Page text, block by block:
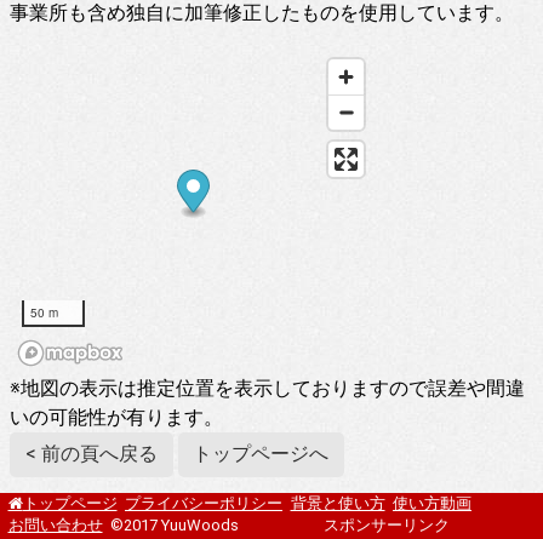
事業所も含め独自に加筆修正したものを使用しています。
50 m
※地図の表示は推定位置を表示しておりますので誤差や間違
いの可能性が有ります。
< 前の頁へ戻る
トップページへ
トップページ プライバシーポリシー 背景と使い方 使い方動画
お問い合わせ ©2017 YuuWoods スポンサーリンク